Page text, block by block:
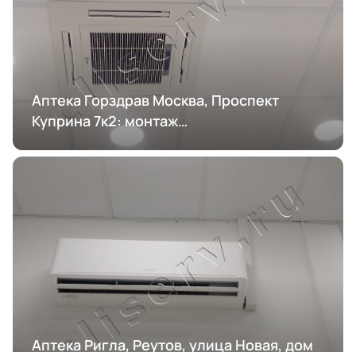
Аптека Горздрав Москва, Проспект
Куприна 7к2: монтаж
кондиционирования
Аптека Ригла, Реутов, улица Новая, дом